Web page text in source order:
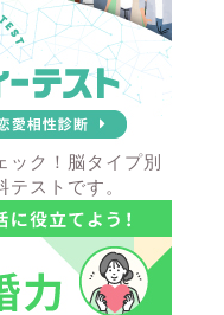
ック！脳タイプ別
ストです。